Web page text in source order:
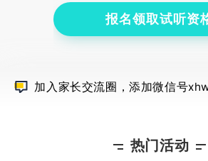
了互动式教学系统、“
以及勤学云智慧课堂
动。秦学伊顿教育在
伊顿教育培训
京，至今已覆盖全
家学习中心，教师数
因材施教的教育理念
伸为“个性化
高三百日冲刺
效提分？
报名领取试听资
加入家长交流圈，添加微信号
热门活动